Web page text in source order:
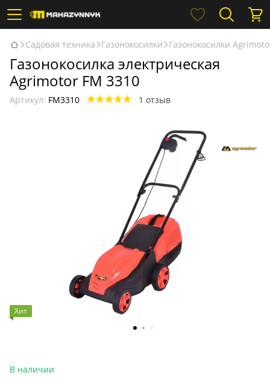
Садовая техника Газонокосилки Газонокосилки
Газонокосилка электрическая
Agrimotor FM 3310
Артикул: FM3310 1 отзыв
Хит
В наличии